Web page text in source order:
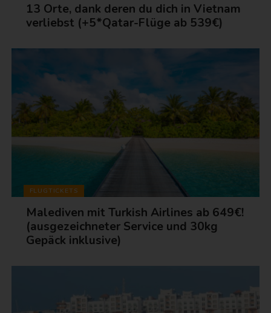
13 Orte, dank deren du dich in Vietnam
verliebst (+5*Qatar-Flüge ab 539€)
FLUGTICKETS
Malediven mit Turkish Airlines ab 649€!
(ausgezeichneter Service und 30kg
Gepäck inklusive)